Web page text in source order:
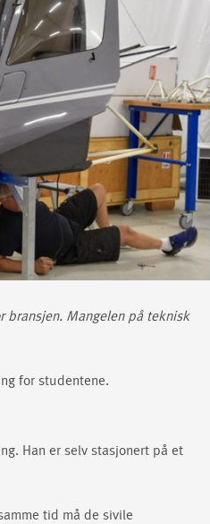
bransjen. Mangelen på teknisk
for studentene.
Han er selv stasjonert på et
tid må de sivile